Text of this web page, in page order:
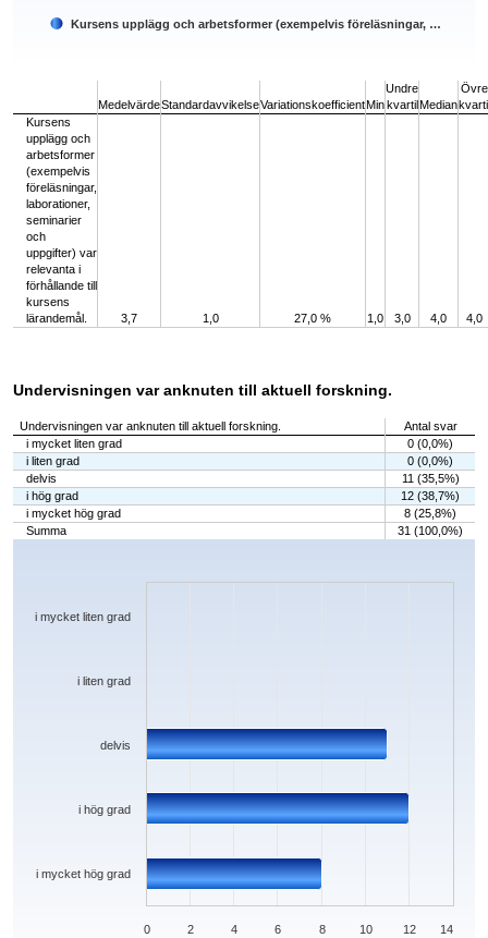
Kursens upplägg och arbetsformer (exempelvis föreläsningar, …
MedelvärdeStandardavvikelseVariationskoefficientMin
Undre
kvartilMedian
Övre
Kursens
upplägg och
arbetsformer
(exempelvis
föreläsningar,
laborationer,
seminarier
och
uppgifter) var
relevanta i
förhållande till
kursens
lärandemål.
3,7 1,0 27,0 % 1,0 3,0 4,0 4,0
Undervisningen var anknuten till aktuell forskning.
Undervisningen var anknuten till aktuell forskning.
Antal svar
i mycket liten grad
0 (0,0%)
i liten grad
0 (0,0%)
delvis
11 (35,5%)
i hög grad
12 (38,7%)
i mycket hög grad
8 (25,8%)
Summa
31 (100,0%)
Chart
The chart has 1 X axis displaying categories.
i mycket hög grad
i hög grad
delvis
i liten grad
i mycket liten grad
0 2 4 6 8 10 12 14